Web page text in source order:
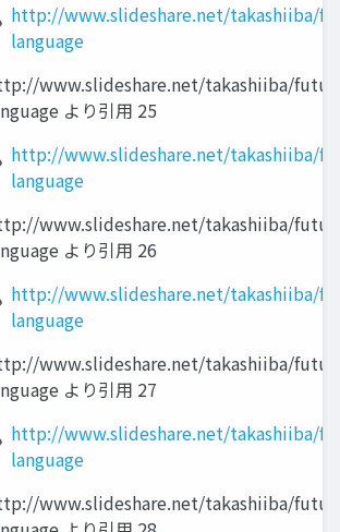
http://www.slideshare.net/takashiiba/
language
www.slideshare.net/takashiiba/
より引用 25
http://www.slideshare.net/takashiiba/
language
www.slideshare.net/takashiiba/
より引用 26
http://www.slideshare.net/takashiiba/
language
www.slideshare.net/takashiiba/
より引用 27
http://www.slideshare.net/takashiiba/
language
www.slideshare.net/takashiiba/